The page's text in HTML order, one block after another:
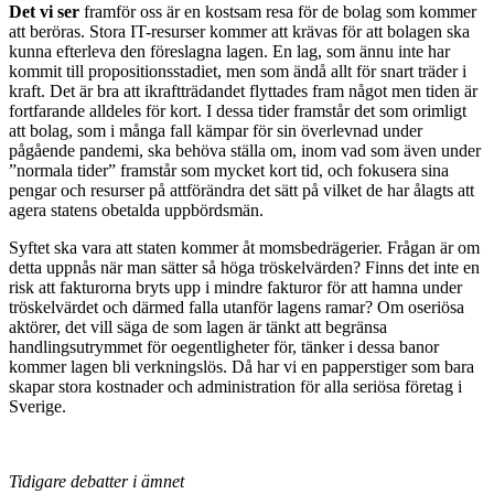
Det vi ser framför oss är en kostsam resa för de bolag som kommer
att beröras. Stora IT-resurser kommer att krävas för att bolagen ska
kunna efterleva den föreslagna lagen. En lag, som ännu inte har
kommit till propositionsstadiet, men som ändå allt för snart träder i
kraft. Det är bra att ikraftträdandet flyttades fram något men tiden är
fortfarande alldeles för kort. I dessa tider framstår det som orimligt
att bolag, som i många fall kämpar för sin överlevnad under
pågående pandemi, ska behöva ställa om, inom vad som även under
”normala tider” framstår som mycket kort tid, och fokusera sina
pengar och resurser på attförändra det sätt på vilket de har ålagts att
agera statens obetalda uppbördsmän.
Syftet ska vara att staten kommer åt momsbedrägerier. Frågan är om
detta uppnås när man sätter så höga tröskelvärden? Finns det inte en
risk att fakturorna bryts upp i mindre fakturor för att hamna under
tröskelvärdet och därmed falla utanför lagens ramar? Om oseriösa
aktörer, det vill säga de som lagen är tänkt att begränsa
handlingsutrymmet för oegentligheter för, tänker i dessa banor
kommer lagen bli verkningslös. Då har vi en papperstiger som bara
skapar stora kostnader och administration för alla seriösa företag i
Sverige.
Tidigare debatter i ämnet